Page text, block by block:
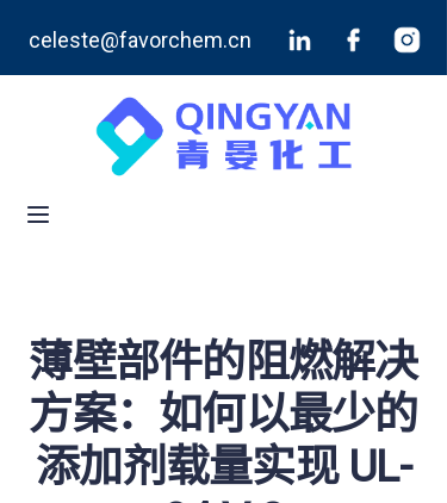
celeste@favorchem.cn
薄壁部件的阻燃解决
方案：如何以最少的
添加剂载量实现 UL-
博客
联系我们